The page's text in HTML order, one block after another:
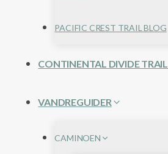
PACIFIC CREST TRAIL BLOG
CONTINENTAL DIVIDE TRAIL
VANDREGUIDER
CAMINOEN